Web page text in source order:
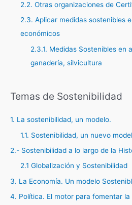
2.2. Otras organizaciones de
2.3. Aplicar medidas sostenibles
económicos
2.3.1. Medidas Sostenibles en
ganadería, silvicultura
Temas de Sostenibilidad
1. La sostenibilidad, un modelo.
1.1. Sostenibilidad, un nuevo
2.- Sostenibilidad a lo largo de la
2.1 Globalización y Sostenibilidad
3. La Economía. Un modelo
4. Política. El motor para fomentar la